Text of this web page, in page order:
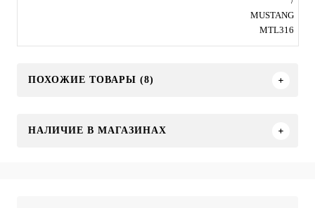
MUSTANG
MTL316
ПОХОЖИЕ ТОВАРЫ (8)
НАЛИЧИЕ В МАГАЗИНАХ